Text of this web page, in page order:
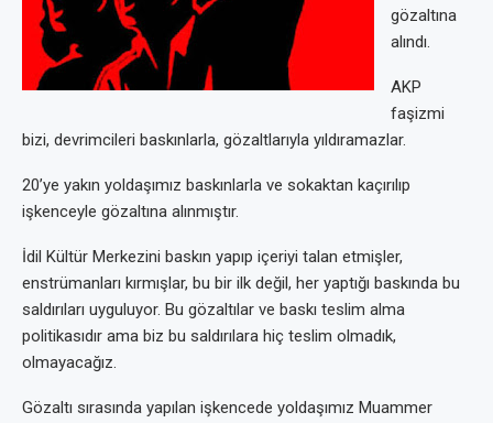
gözaltına
alındı.
AKP
faşizmi
bizi, devrimcileri baskınlarla, gözaltlarıyla yıldıramazlar.
20’ye yakın yoldaşımız baskınlarla ve sokaktan kaçırılıp
işkenceyle gözaltına alınmıştır.
İdil Kültür Merkezini baskın yapıp içeriyi talan etmişler,
enstrümanları kırmışlar, bu bir ilk değil, her yaptığı baskında bu
saldırıları uyguluyor. Bu gözaltılar ve baskı teslim alma
politikasıdır ama biz bu saldırılara hiç teslim olmadık,
olmayacağız.
Gözaltı sırasında yapılan işkencede yoldaşımız Muammer